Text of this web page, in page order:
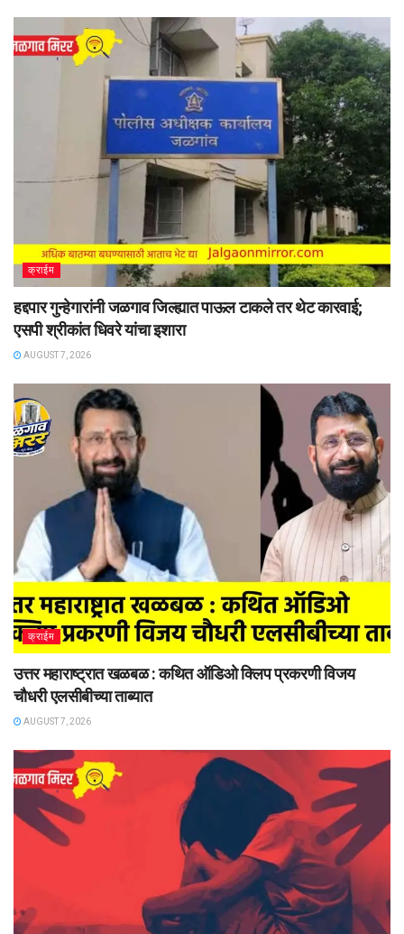
क्राईम
हद्दपार गुन्हेगारांनी जळगाव जिल्ह्यात पाऊल टाकले तर थेट कारवाई;
एसपी श्रीकांत धिवरे यांचा इशारा
AUGUST 7, 2026
क्राईम
उत्तर महाराष्ट्रात खळबळ : कथित ऑडिओ क्लिप प्रकरणी विजय
चौधरी एलसीबीच्या ताब्यात
AUGUST 7, 2026